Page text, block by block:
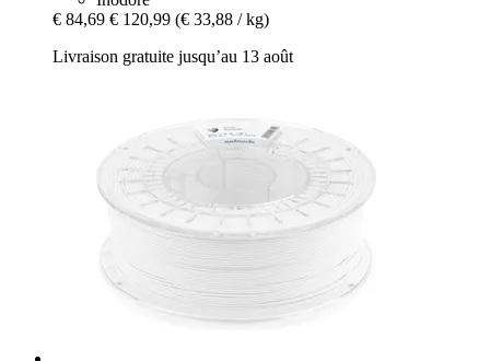
€ 84,69 € 120,99 (€ 33,88 / kg)
Livraison gratuite jusqu’au 13 août